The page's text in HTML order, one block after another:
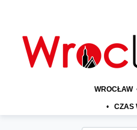
WROCŁAW
• CZAS